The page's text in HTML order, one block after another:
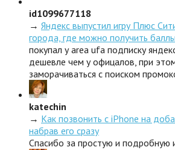
id1099677118
→ Яндекс выпустил игру Плюс
города, где можно получить
покупал у area ufa подписку
дешевле чем у офицалов, при
заморачиваться с поиском
katechin
→ Как позвонить с iPhone на
набрав его сразу
Спасибо за простую и подробную